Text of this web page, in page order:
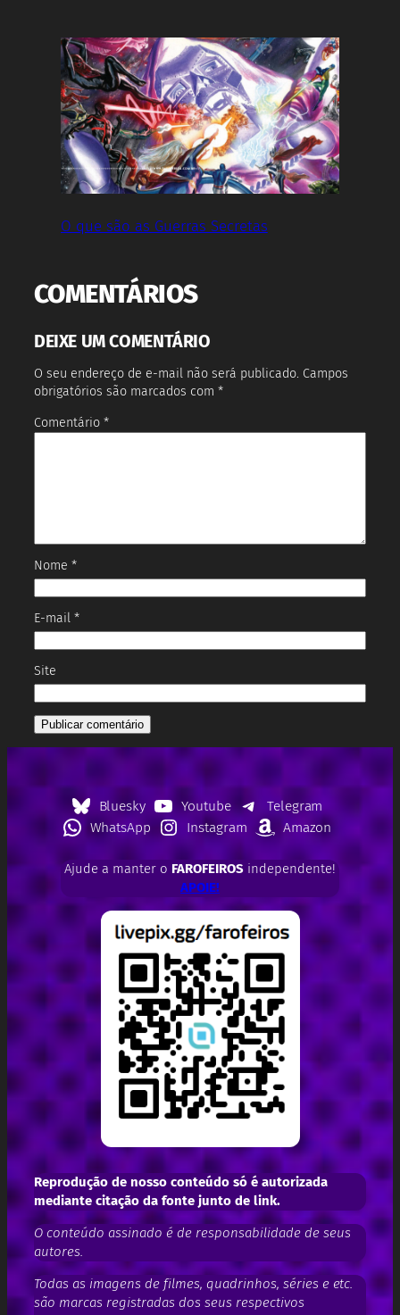
O que são as Guerras Secretas
COMENTÁRIOS
DEIXE UM COMENTÁRIO
O seu endereço de e-mail não será publicado. Campos
obrigatórios são marcados com *
Comentário *
Nome *
E-mail *
Site
Bluesky Youtube
Telegram
WhatsApp
Instagram Amazon
Ajude a manter o FAROFEIROSindependente!
APOIE!
Reprodução de nosso conteúdo só é autorizada
mediante citação da fonte junto de link.
O conteúdo assinado é de responsabilidade de seus
autores.
Todas as imagens de filmes, quadrinhos, séries e etc.
são marcas registradas dos seus respectivos